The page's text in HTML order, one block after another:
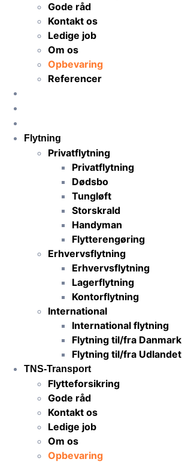
Gode råd
Kontakt os
Ledige job
Om os
Opbevaring
Referencer
Flytning
Privatflytning
Privatflytning
Dødsbo
Tungløft
Storskrald
Handyman
Flytterengøring
Erhvervsflytning
Erhvervsflytning
Lagerflytning
Kontorflytning
International
International flytning
Flytning til/fra Danmark
Flytning til/fra Udlandet
TNS-Transport
Flytteforsikring
Gode råd
Kontakt os
Ledige job
Om os
Opbevaring